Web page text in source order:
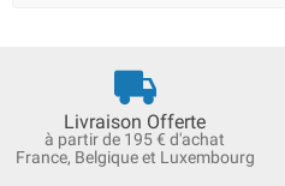
Livraison Offerte
à partir de 195 € d'achat
France, Belgique et Luxembourg